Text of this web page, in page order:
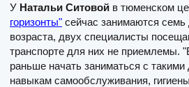
У Натальи Ситовой в тюменском
горизонты" сейчас занимаются
возраста, двух специалисты
транспорте для них не приемлемы.
раньше начать заниматься с
навыкам самообслуживания,